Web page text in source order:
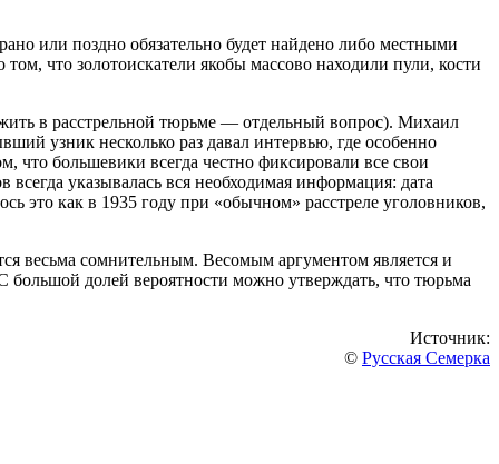
или поздно обязательно будет найдено либо местными
что золотоискатели якобы массово находили пули, кости
в расстрельной тюрьме — отдельный вопрос). Михаил
узник несколько раз давал интервью, где особенно
что большевики всегда честно фиксировали все свои
указывалась вся необходимая информация: дата
это как в 1935 году при «обычном» расстреле уголовников,
весьма сомнительным. Весомым аргументом является и
большой долей вероятности можно утверждать, что тюрьма
Источник:
© Русская Семерка